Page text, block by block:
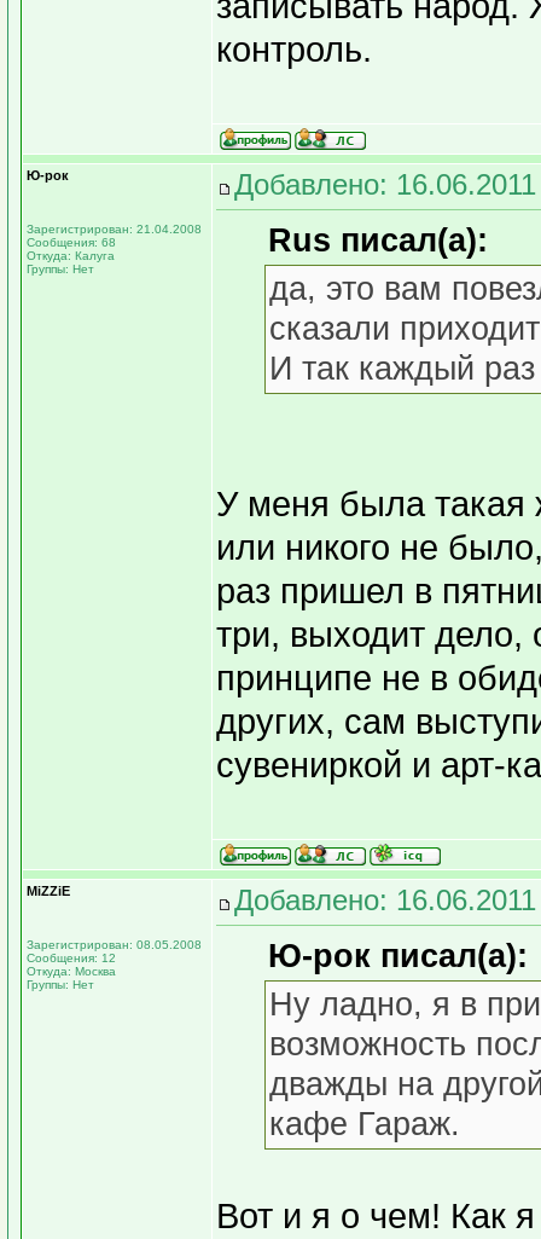
контроль.
Ю-рок
Зарегистрирован: 21.04.2008
Сообщения: 68
Откуда: Калуга
Группы: Нет
Добавлено:
Rus писал(а):
да, это вам
сказали
И так каждый
У меня была такая
или никого не
раз пришел в
три, выходит дело,
принципе не в
других, сам
сувениркой и арт-
MiZZiE
Зарегистрирован: 08.05.2008
Сообщения: 12
Откуда: Москва
Группы: Нет
Добавлено:
Ю-рок писал(а):
Ну ладно, я в
возможность
дважды на
кафе Гараж.
Вот и я о чем!